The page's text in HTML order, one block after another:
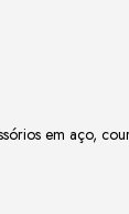
em aço,